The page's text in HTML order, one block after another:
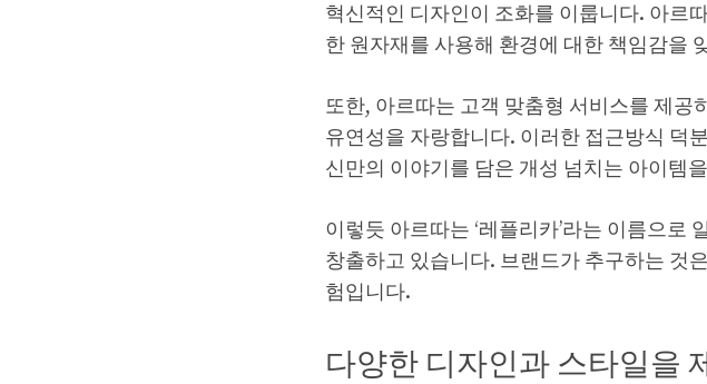
혁신적인 디자인이 조화를 이룹니다. 아르
한 원자재를 사용해 환경에 대한 책임감을
또한, 아르따는 고객 맞춤형 서비스를 제공
유연성을 자랑합니다. 이러한 접근방식 덕
신만의 이야기를 담은 개성 넘치는 아이템
이렇듯 아르따는 ‘레플리카’라는 이름으로
창출하고 있습니다. 브랜드가 추구하는 것
험입니다.
다양한 디자인과 스타일을